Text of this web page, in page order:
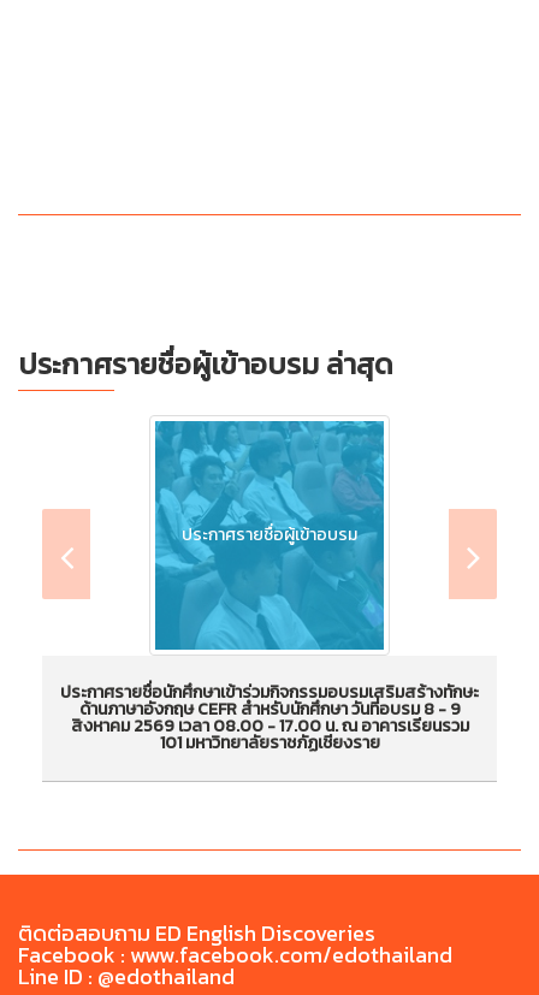
ประกาศรายชื่อผู้เข้าอบรม ล่าสุด
ประกาศรายชื่อผู้เข้าอบรม
ประกาศรายชื่อนักศึกษาเข้าร่วมกิจกรรมอบรมเสริม
สร้างทักษะด้านภาษาอังกฤษ CEFR สำหรับนักศึกษา
วันที่อบรม 8 - 9 สิงหาคม 2569 เวลา 08.00 -
ประกาศรายชื่อนักศึกษาเข้าร่วมกิจกรรมอบรมเสริมสร้างทักษะ
ด้านภาษาอังกฤษ CEFR สำหรับนักศึกษา วันที่อบรม 8 - 9
สิงหาคม 2569 เวลา 08.00 - 17.00 น. ณ อาคารเรียนรวม
101 มหาวิทยาลัยราชภัฏเชียงราย
ติดต่อสอบถาม ED English Discoveries
Facebook : www.facebook.com/edothailand
Line ID : @edothailand